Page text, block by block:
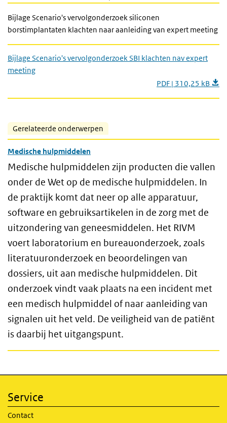
Bijlage Scenario's vervolgonderzoek siliconen
borstimplantaten klachten naar aanleiding van expert meeting
Bijlage Scenario's vervolgonderzoek SBI klachten nav expert
meeting
PDF | 310,25 kB
Gerelateerde onderwerpen
Medische hulpmiddelen
Medische hulpmiddelen zijn producten die vallen
onder de Wet op de medische hulpmiddelen. In
de praktijk komt dat neer op alle apparatuur,
software en gebruiksartikelen in de zorg met de
uitzondering van geneesmiddelen. Het RIVM
voert laboratorium en bureauonderzoek, zoals
literatuuronderzoek en beoordelingen van
dossiers, uit aan medische hulpmiddelen. Dit
onderzoek vindt vaak plaats na een incident met
een medisch hulpmiddel of naar aanleiding van
signalen uit het veld. De veiligheid van de patiënt
is daarbij het uitgangspunt.
Service
Contact